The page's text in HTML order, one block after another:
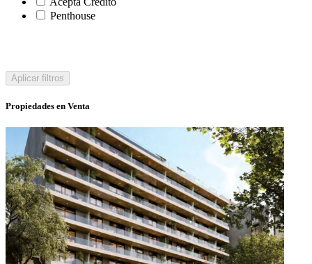
Penthouse
Aplicar filtros
Propiedades en Venta